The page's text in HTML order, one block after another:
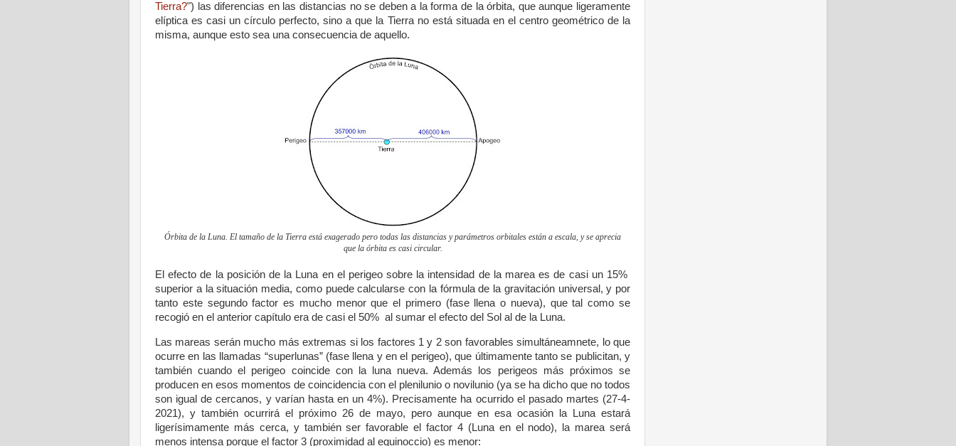
Tierra?") las diferencias en las distancias no se deben a la forma de la órbita, que aunque ligeramente
elíptica es casi un círculo perfecto, sino a que la Tierra no está situada en el centro geométrico de la
misma, aunque esto sea una consecuencia de aquello.
Órbita de la Luna. El tamaño de la Tierra está exagerado pero todas las distancias y parámetros orbitales están a escala, y se aprecia
que la órbita es casi circular.
El efecto de la posición de la Luna en el perigeo sobre la intensidad de la marea es de casi un 15%
superior a la situación media, como puede calcularse con la fórmula de la gravitación universal, y por
tanto este segundo factor es mucho menor que el primero (fase llena o nueva), que tal como se
recogió en el anterior capítulo era de casi el 50% al sumar el efecto del Sol al de la Luna.
Las mareas serán mucho más extremas si los factores 1 y 2 son favorables simultáneamnete, lo que
ocurre en las llamadas “superlunas” (fase llena y en el perigeo), que últimamente tanto se publicitan, y
también cuando el perigeo coincide con la luna nueva. Además los perigeos más próximos se
producen en esos momentos de coincidencia con el plenilunio o novilunio (ya se ha dicho que no todos
son igual de cercanos, y varían hasta en un 4%). Precisamente ha ocurrido el pasado martes (27-4-
2021), y también ocurrirá el próximo 26 de mayo, pero aunque en esa ocasión la Luna estará
ligerísimamente más cerca, y también ser favorable el factor 4 (Luna en el nodo), la marea será
menos intensa porque el factor 3 (proximidad al equinoccio) es menor: